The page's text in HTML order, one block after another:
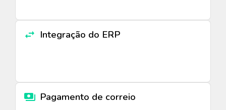
Integração do ERP
Pagamento de correio